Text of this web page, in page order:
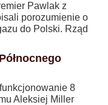
Pawlak z
porozumienie o
do Polski. Rząd
8
Aleksiej Miller